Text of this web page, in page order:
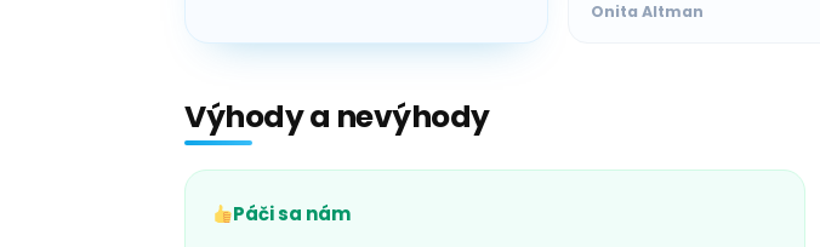
Onita Altman
Výhody a nevýhody
Páči sa nám